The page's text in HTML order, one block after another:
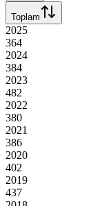
Toplam
2025
364
2024
384
2023
482
2022
380
2021
386
2020
402
2019
437